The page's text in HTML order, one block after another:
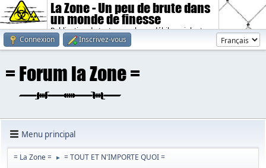
La Zone - Un peu de brute dans
un monde de finesse
Publication de textes sombres, débiles, violents.
Connexion
Inscrivez-vous
Menu principal
= La Zone = ► = TOUT ET N'IMPORTE QUOI =